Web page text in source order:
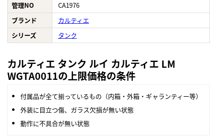
管理NO
CA1976
ブランド
カルティエ
シリーズ
タンク
カルティエ タンク ルイ カルティエ LM
WGTA0011の上限価格の条件
付属品が全て揃っているもの（内箱・外箱・ギャランティー等）
外装に目立つ傷、ガラス欠損が無い状態
動作に不具合が無い状態